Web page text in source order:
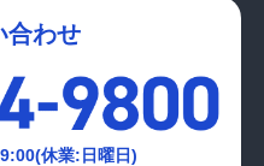
合わせ
休業:日曜日)